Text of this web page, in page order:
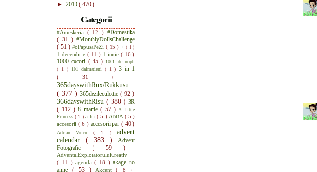
► 2010 ( 470 )
Categorii
#Ameskeria ( 12 ) #Domestika
( 31 ) #MonthlyDollsChallenge
( 51 )#oPapusaPeZi ( 15 )+ ( 1 )
1 decembrie ( 11 ) 1 iunie ( 16 )
1000 cocori ( 45 ) 1001 de nopti
( 1 ) 101 dalmatieni ( 1 ) 3 in 1
( 31 )
365dayswithRux/Rukkusu
( 377 ) 365dezileculottie( 92 )
366dayswithRisu ( 380 ) 3R
( 112 ) 8 martie( 57 ) A Little
Princess ( 1 ) a-ha ( 5 ) ABBA ( 5 )
accesorii ( 6 ) accesorii par( 40 )
Adrian Voicu ( 1 )advent
calendar ( 383 )
Advent
Fotografic ( 59 )
AdventulExploratoruluiCreativ
( 11 ) agenda ( 18 ) akage no
anne( 53 ) Akcent( 8 )